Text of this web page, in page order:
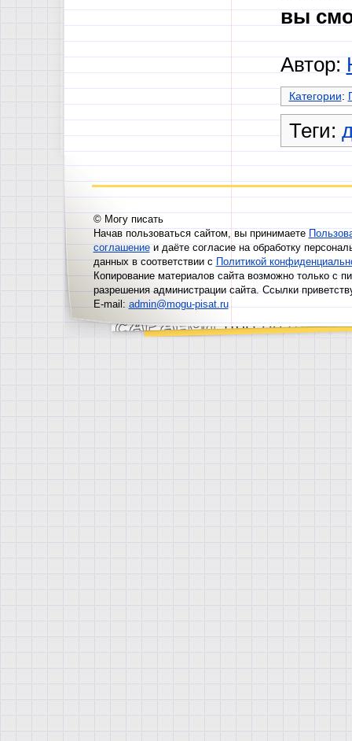
вы
Автор:
Категории:
Теги:
© Могу писать
Начав пользоваться сайтом, вы принимаете
соглашениеи даёте согласие на обработку
данных в соответствии сПолитикой
Копирование материалов сайта возможно только с
разрешения администрации сайта. Ссылки
E-mail:admin@mogu-pisat.ru